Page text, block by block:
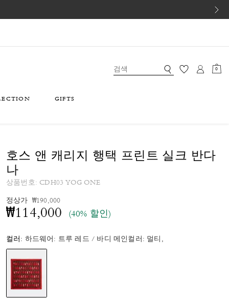
0
GIFTS
호스 앤 캐리지 행택 프린트 실크 반다
나
상품번호: CDH03 YOG ONE
정상가 가격 인하 전
₩190,000인하됨
₩114,000 (40% 할인)
컬러: 하드웨어: 트루 레드 / 바디 메인컬러: 멀티,